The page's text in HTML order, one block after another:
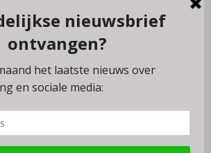
Bloeise
plugins en pixels om ervoor te zorgen
soepel draait. Als je doorgaat met het
gaan we er vanuit dat je hiermee